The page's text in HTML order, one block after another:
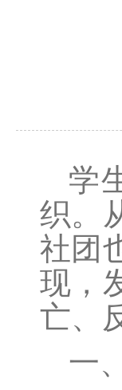
学
织。
社团
现，
亡、
一